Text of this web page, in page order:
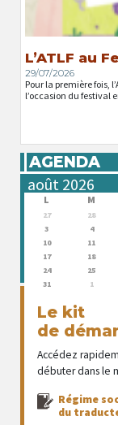
L’ATLF au
29/07/2026
Pour la première fois,
l’occasion du festival
AGENDA
L M
27 28
3
4
10
11
17
18
24
25
31
1
Le kit
de
Accédez
débuter dans le
Régime
du